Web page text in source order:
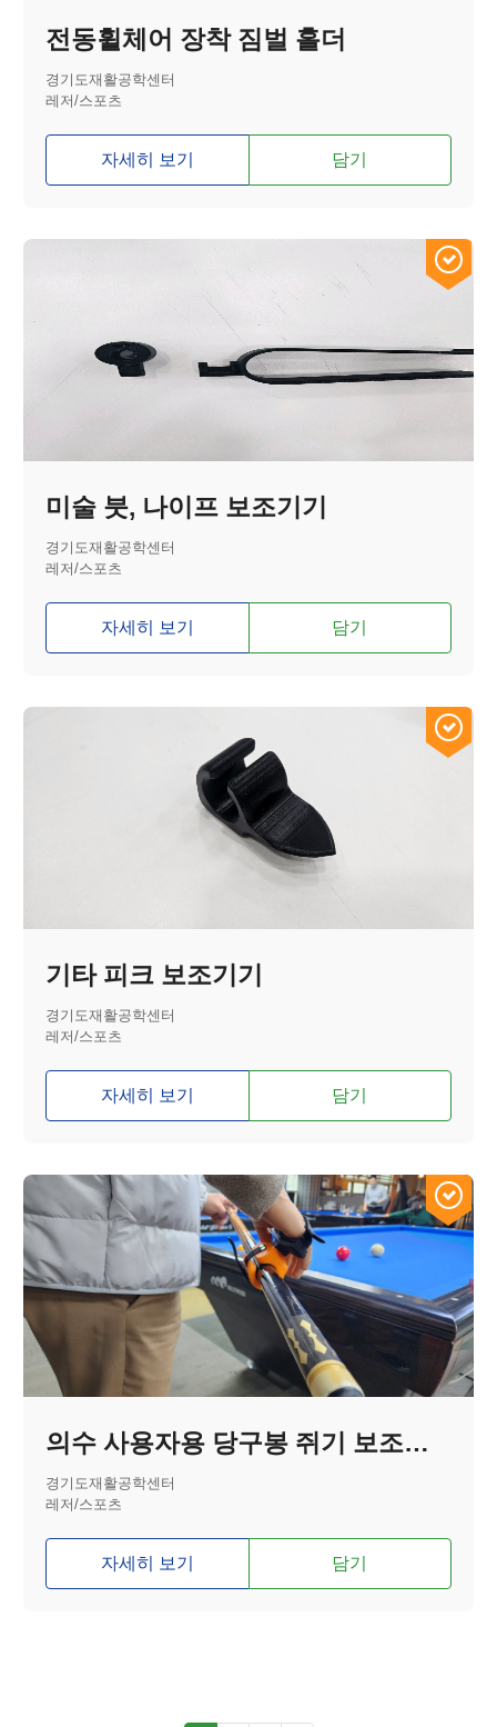
전동휠체어 장착 짐벌 홀더
경기도재활공학센터
레저/스포츠
자세히 보기 담기
미술 붓, 나이프 보조기기
경기도재활공학센터
레저/스포츠
자세히 보기 담기
기타 피크 보조기기
경기도재활공학센터
레저/스포츠
자세히 보기 담기
의수 사용자용 당구봉 쥐기 보조기기
경기도재활공학센터
레저/스포츠
자세히 보기 담기